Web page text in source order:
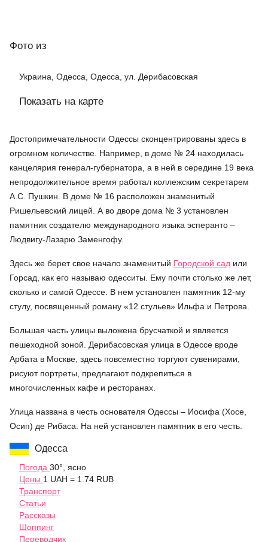
Фото из
Украина, Одесса, Одесса, ул. Дерибасовская
Показать на карте
Достопримечательности Одессы сконцентрированы здесь в
огромном количестве. Например, в доме № 24 находилась
канцелярия генерал-губернатора, а в ней в середине 19 века
непродолжительное время работал коллежским секретарем
А.С. Пушкин. В доме № 16 расположен знаменитый
Ришельевский лицей. А во дворе дома № 3 установлен
памятник создателю международного языка эсперанто –
Людвигу-Лазарю Заменгофу.
Здесь же берет свое начало знаменитый Городской сад или
Горсад, как его называю одесситы. Ему почти столько же лет,
сколько и самой Одессе. В нем установлен памятник 12-му
стулу, посвященный роману «12 стульев» Ильфа и Петрова.
Большая часть улицы выложена брусчаткой и является
пешеходной зоной. Дерибасовская улица в Одессе вроде
Арбата в Москве, здесь повсеместно торгуют сувенирами,
рисуют портреты, предлагают подкрепиться в
многочисленных кафе и ресторанах.
Улица названа в честь основателя Одессы – Иосифа (Хосе,
Осип) де Рибаса. На ней установлен памятник в его честь.
Одесса
Погода 30°, ясно
Цены 1 UAH = 1.74 RUB
Транспорт
Статьи
Рассказы
Шоппинг
Переводчик